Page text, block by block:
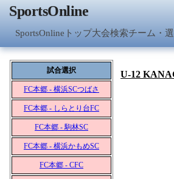
SportsOnline
SportsOnlineトップ大会検索チーム・
試合選択
FC本郷 - 横浜SCつばさ
FC本郷 - しらとり台FC
FC本郷 - 駒林SC
FC本郷 - 横浜かもめSC
FC本郷 - CFC
U-12